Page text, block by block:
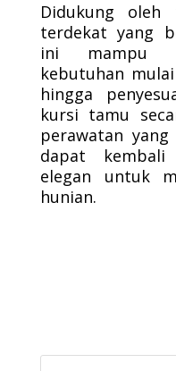
Didukung oleh
terdekat yang
ini mampu
kebutuhan
hingga
kursi tamu
perawatan
dapat
elegan untuk
hunian.